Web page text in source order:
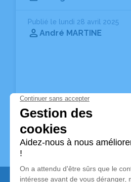
Publié le lundi 28 avril 2025
André MARTINE
Vous ne trouvez pas
Pour affiner votre recherche,
Pour toute question relative